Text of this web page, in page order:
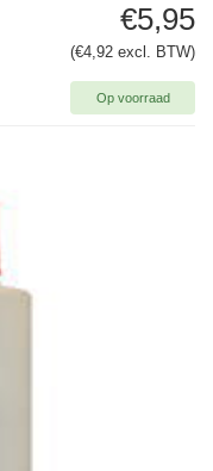
€5,95
(€4,92 excl. BTW)
Op voorraad